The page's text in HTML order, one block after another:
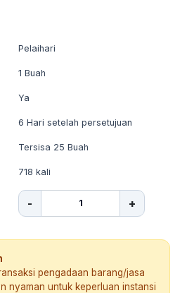
Pelaihari
1 Buah
Ya
6 Hari setelah persetujuan
Tersisa 25 Buah
718 kali
- +
pengadaan barang/jasa
nyaman untuk keperluan instansi